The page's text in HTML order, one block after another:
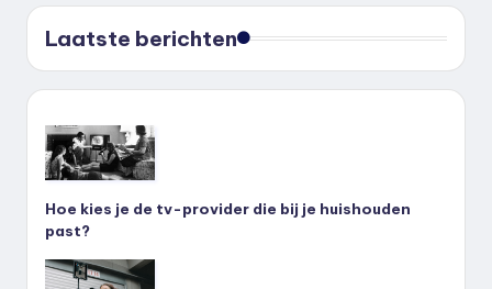
Laatste berichten
Hoe kies je de tv-provider die bij je huishouden
past?